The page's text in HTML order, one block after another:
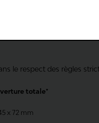
et à nettoyer
le respect des règles
totale*
x 72 mm